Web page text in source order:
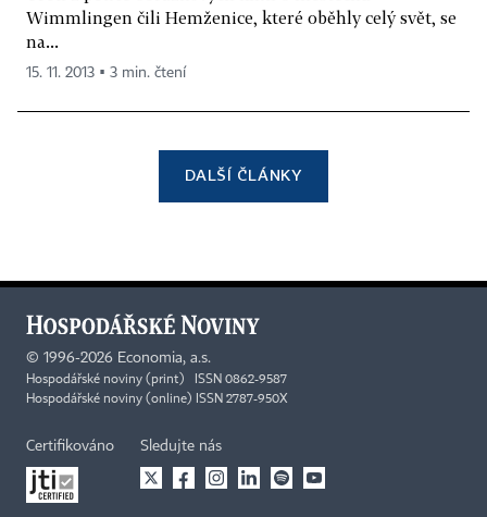
Wimmlingen čili Hemženice, které oběhly celý svět, se
na...
15. 11. 2013 ▪ 3 min. čtení
DALŠÍ ČLÁNKY
© 1996-2026 Economia, a.s.
Hospodářské noviny (print) ISSN 0862-9587
Hospodářské noviny (online) ISSN 2787-950X
Certifikováno Sledujte nás